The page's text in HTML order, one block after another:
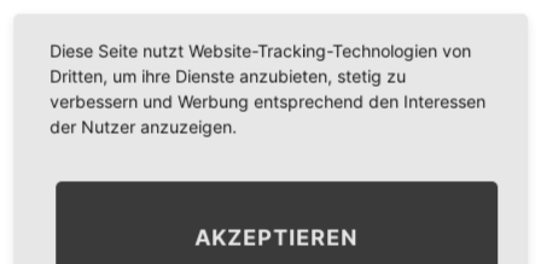
LEAVE A COMMENT
Diese Seite nutzt Website-Tracking-Technologien von
Dritten, um ihre Dienste anzubieten, stetig zu
verbessern und Werbung entsprechend den Interessen
der Nutzer anzuzeigen.
AKZEPTIEREN